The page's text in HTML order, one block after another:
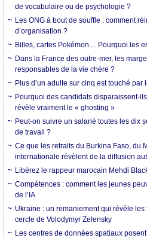
de vocabulaire ou de psychologie ?
Les ONG à bout de souffle : comment
d’organisation ?
Billes, cartes Pokémon… Pourquoi les
Dans la France des outre-mer, les
responsables de la vie chère ?
Plus d’un adulte sur cinq est touché
Pourquoi des candidats disparaissent-
révèle vraiment le « ghosting »
Peut-on suivre un salarié toutes les dix
de travail ?
Ce que les retraits du Burkina Faso, du
internationale révèlent de la diffusion
Libérez le rappeur marocain Mehdi
Compétences : comment les jeunes
de l’IA
Ukraine : un remaniement qui révèle
cercle de Volodymyr Zelensky
Les centres de données spatiaux